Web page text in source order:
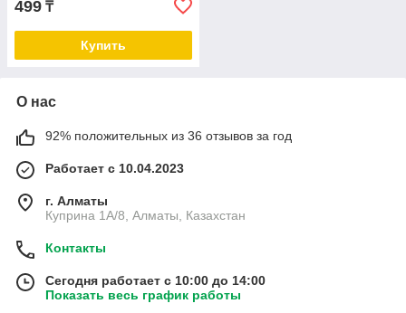
499 ₸
Купить
О нас
92% положительных из 36 отзывов за год
Работает с 10.04.2023
г. Алматы
Куприна 1A/8, Алматы, Казахстан
Контакты
Сегодня работает с 10:00 до 14:00
Показать весь график работы